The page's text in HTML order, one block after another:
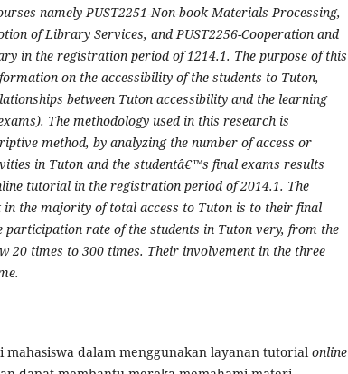
namely PUST2251-Non-bookMaterials Processing,
of Library Services, and PUST2256-Cooperation and
in the registration period of 1214.1. The purpose of this
on the accessibility of the students to Tuton,
between Tuton accessibility and the learning
The methodology used in this research is
method, by analyzing the number of access or
in Tuton and the studentâ€™s final exams results
tutorial in the registration period of2014.1. The
the majority of total access to Tuton is to their final
participation rate ofthe students in Tuton very, from the
20 times to 300 times. Their involvement in the three
mahasiswa dalam menggunakan layanan tutorial online